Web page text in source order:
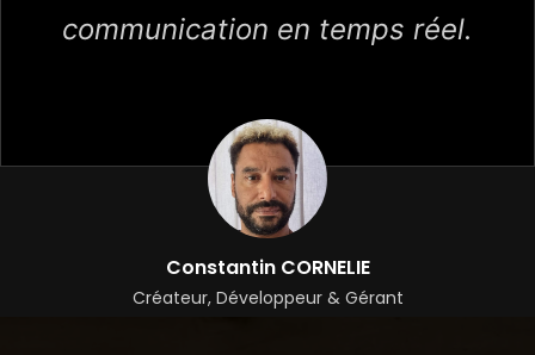
communication en temps réel.
Constantin CORNELIE
Créateur, Développeur & Gérant